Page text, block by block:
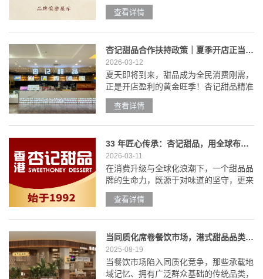
查看详情
杏记甜品合作扶持政策｜夏季开店正当时，轻松筹备，快速盈利
2026-03-12
夏天即将到来，甜品成为全民消费刚需，
正是开店盈利的黄金旺季！杏记甜品精准
把握夏季消费痛点，以清爽解暑的港式甜
品为核心，搭配全流程加盟扶持，从前期
实现低投入、高回报，轻松赚足夏日财
富！1. 前期筹备（开店前）品牌授权：2-
3年授权，
查看详情
33 年匠心传承：杏记甜品，用全球布局与权威认证筑牢品牌护城河
2026-03-11
在消费升级与全球化浪潮下，一个甜品品
牌的生命力，既源于对味道的坚守，更来
自于对品牌价值的持续深耕。杏记甜品，
作为拥有 33 年历史的港式甜品代表，早
饮连锁行业的标杆品牌。全球化布局：让
东方甜香飘向世界 从香港、澳门
查看详情
当同质化席卷餐饮市场，港式甜品品类迎来品牌化破局者——香港杏记甜品
2025-08-19
当餐饮市场陷入同质化竞争，那些承载地
域记忆、拥有广泛群众基础的传统品类，